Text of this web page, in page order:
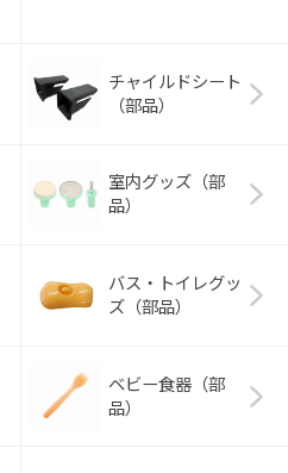
チャイルドシート
（部品）
室内グッズ（部
品）
バス・トイレグッ
ズ（部品）
ベビー食器（部
品）